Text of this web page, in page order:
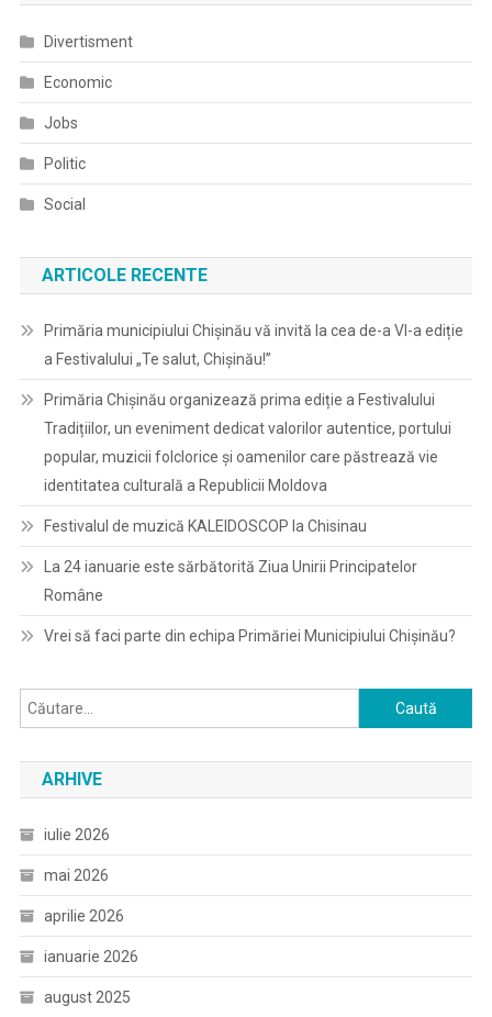
Divertisment
Economic
Jobs
Politic
Social
ARTICOLE RECENTE
Primăria municipiului Chișinău vă invită la cea de-a VI-a ediție
a Festivalului „Te salut, Chișinău!”
Primăria Chișinău organizează prima ediție a Festivalului
Tradițiilor, un eveniment dedicat valorilor autentice, portului
popular, muzicii folclorice și oamenilor care păstrează vie
identitatea culturală a Republicii Moldova
Festivalul de muzică KALEIDOSCOP la Chisinau
La 24 ianuarie este sărbătorită Ziua Unirii Principatelor
Române
Vrei să faci parte din echipa Primăriei Municipiului Chișinău?
Caută
după:
ARHIVE
iulie 2026
mai 2026
aprilie 2026
ianuarie 2026
august 2025